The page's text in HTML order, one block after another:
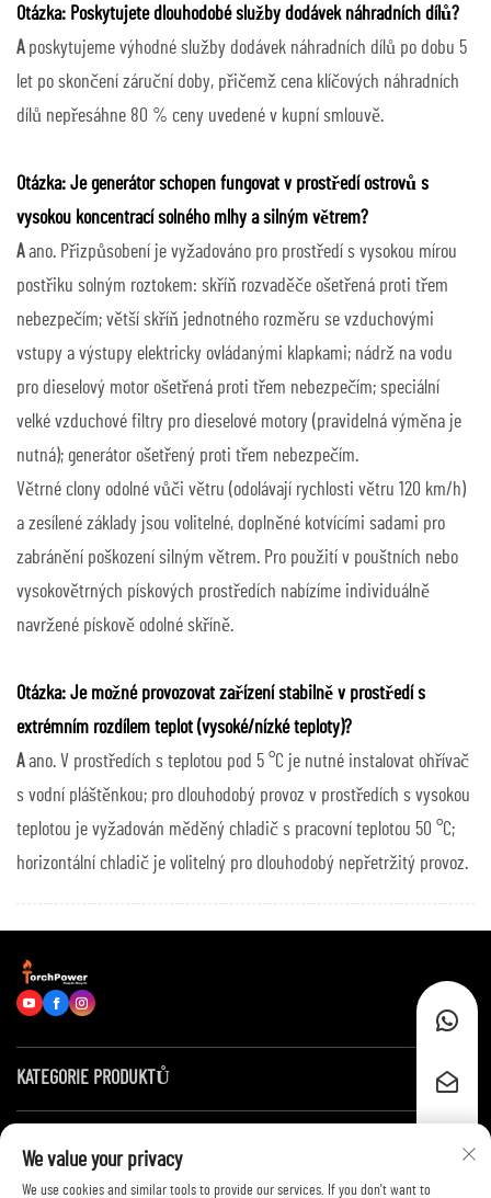
Otázka: Poskytujete dlouhodobé služby dodávek náhradních dílů?
A poskytujeme výhodné služby dodávek náhradních dílů po dobu 5
let po skončení záruční doby, přičemž cena klíčových náhradních
dílů nepřesáhne 80 % ceny uvedené v kupní smlouvě.
Otázka: Je generátor schopen fungovat v prostředí ostrovů s
vysokou koncentrací solného mlhy a silným větrem?
Aano. Přizpůsobení je vyžadováno pro prostředí s vysokou mírou
postřiku solným roztokem: skříň rozvaděče ošetřená proti třem
nebezpečím; větší skříň jednotného rozměru se vzduchovými
vstupy a výstupy elektricky ovládanými klapkami; nádrž na vodu
pro dieselový motor ošetřená proti třem nebezpečím; speciální
velké vzduchové filtry pro dieselové motory (pravidelná výměna je
nutná); generátor ošetřený proti třem nebezpečím.
Větrné clony odolné vůči větru (odolávají rychlosti větru 120 km/h)
a zesílené základy jsou volitelné, doplněné kotvícími sadami pro
zabránění poškození silným větrem. Pro použití v pouštních nebo
vysokovětrných pískových prostředích nabízíme individuálně
navržené pískově odolné skříně.
Otázka: Je možné provozovat zařízení stabilně v prostředí s
extrémním rozdílem teplot (vysoké/nízké teploty)?
Aano. V prostředích s teplotou pod 5 °C je nutné instalovat ohřívač
s vodní pláštěnkou; pro dlouhodobý provoz v prostředích s vysokou
teplotou je vyžadován měděný chladič s pracovní teplotou 50 °C;
horizontální chladič je volitelný pro dlouhodobý nepřetržitý provoz.
KATEGORIE PRODUKTŮ
We value your privacy
We use cookies and similar tools to provide our services. If you don't want to